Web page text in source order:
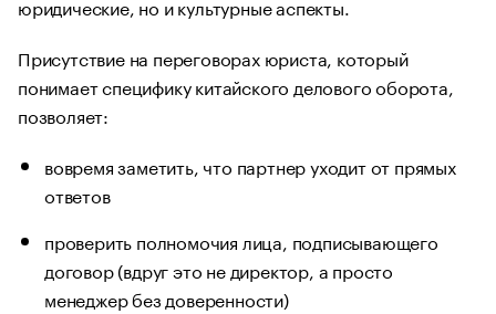
юридические, но и культурные аспекты.
Присутствие на переговорах юриста, который
понимает специфику китайского делового оборота,
позволяет:
вовремя заметить, что партнер уходит от прямых
ответов
проверить полномочия лица, подписывающего
договор (вдруг это не директор, а просто
менеджер без доверенности)